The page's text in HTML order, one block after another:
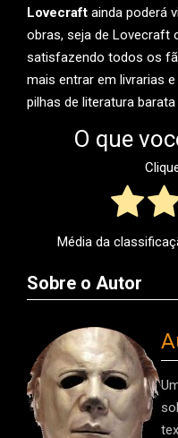
Lovecraft ainda poderá
obras, seja de Lovecraft
satisfazendo todos os
mais entrar em livrarias
pilhas de literatura
O que
Média da
Sobre o Autor